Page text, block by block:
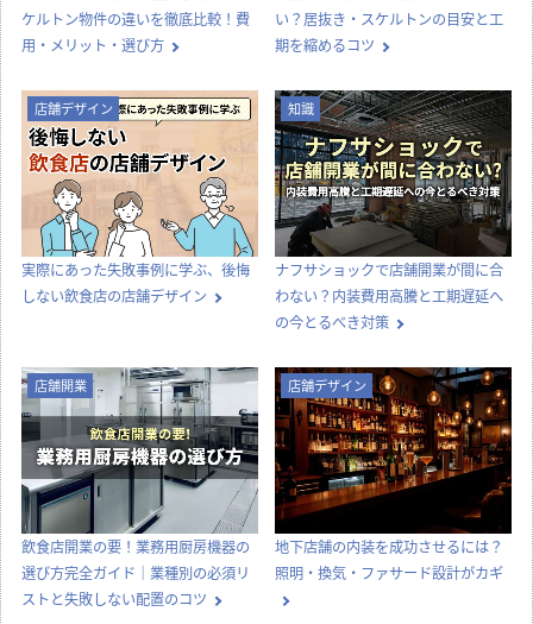
ケルトン物件の違いを徹底比較！費
用・メリット・選び方
い？居抜き・スケルトンの目安と工
期を縮めるコツ
店舗デザイン
実際にあった失敗事例に学ぶ、後悔
しない飲食店の店舗デザイン
知識
ナフサショックで店舗開業が間に合
わない？内装費用高騰と工期遅延へ
の今とるべき対策
店舗開業
飲食店開業の要！業務用厨房機器の
選び方完全ガイド｜業種別の必須リ
ストと失敗しない配置のコツ
店舗デザイン
地下店舗の内装を成功させるには？
照明・換気・ファサード設計がカギ